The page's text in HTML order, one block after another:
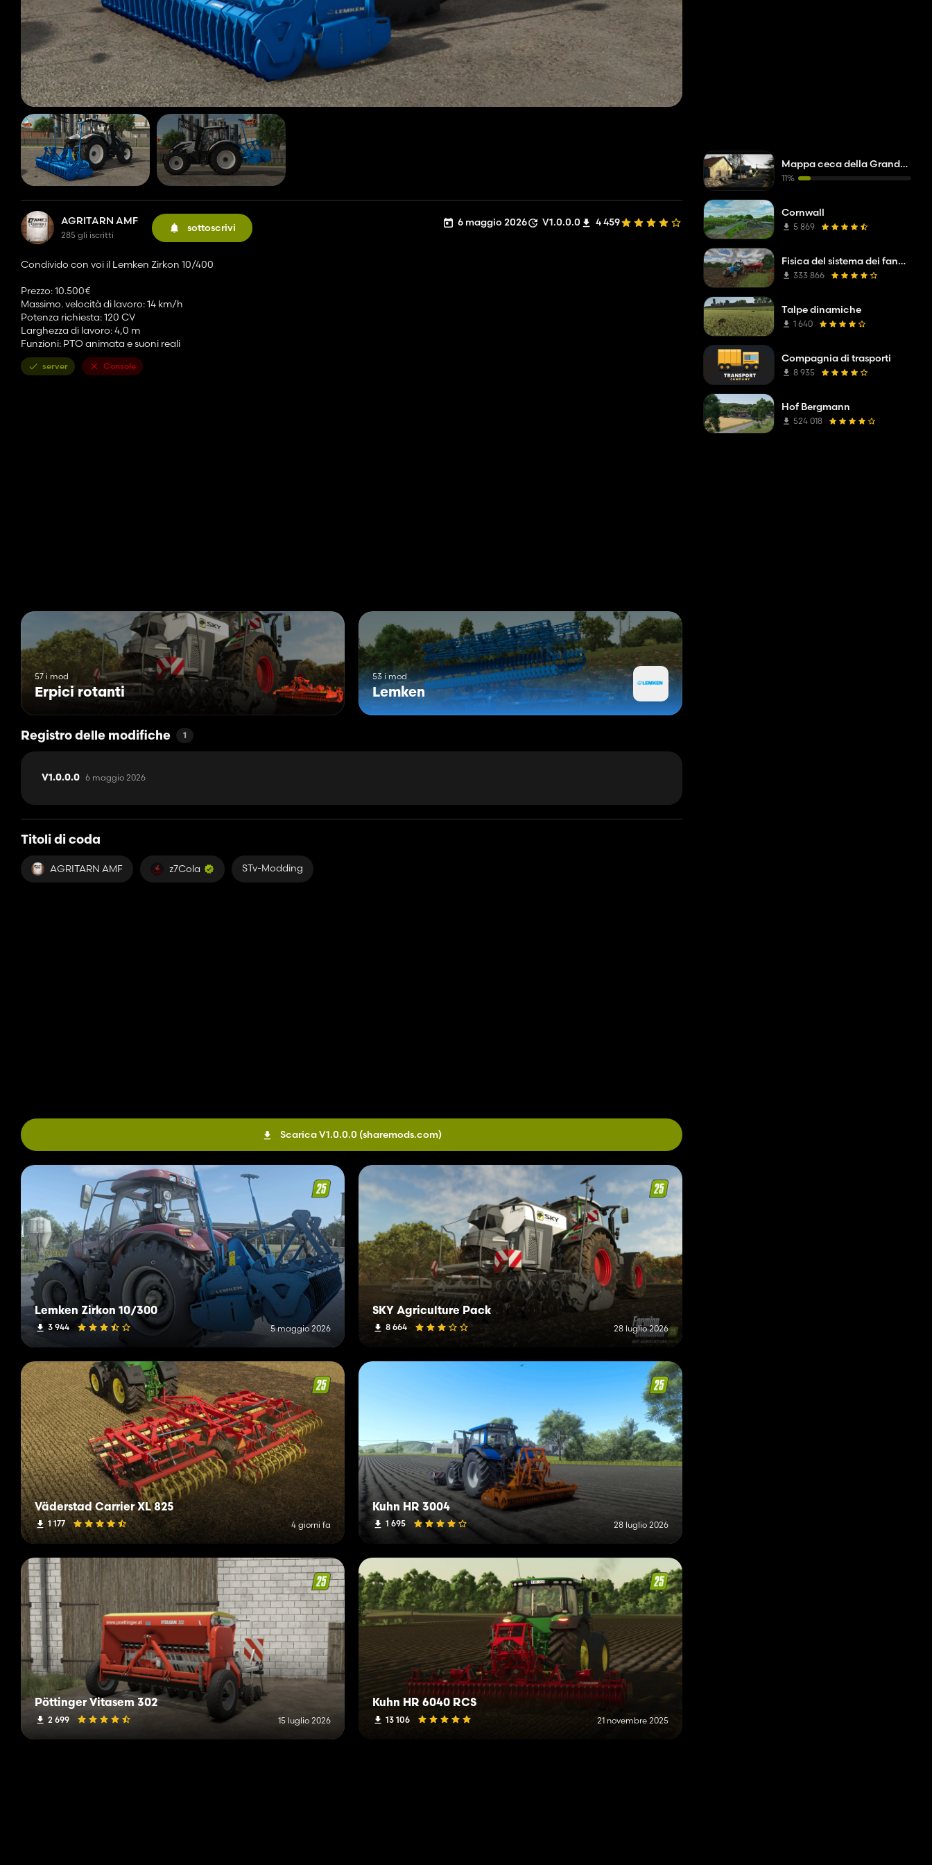
AGRITARN AMF
285 gli iscritti
sottoscrivi 6 maggio 2026 V1.0.0.0 4 459
Condivido con voi il Lemken Zirkon 10/400
Prezzo: 10.500€
Massimo. velocità di lavoro: 14 km/h
Potenza richiesta: 120 CV
Larghezza di lavoro: 4,0 m
Funzioni: PTO animata e suoni reali
server Console
57 i mod
Erpici rotanti
53 i mod
Lemken
Registro delle modifiche 1
V1.0.0.0 6 maggio 2026
Titoli di coda
AGRITARN AMF z7Cola STv-Modding
Scarica V1.0.0.0 (sharemods.com)
Lemken Zirkon 10/300
3 944 5 maggio 2026
SKY Agriculture Pack
8 664 28 luglio 2026
Väderstad Carrier XL 825
1 177 4 giorni fa
Kuhn HR 3004
1 695 28 luglio 2026
Pöttinger Vitasem 302
2 699 15 luglio 2026
Kuhn HR 6040 RCS
13 106 21 novembre 2025
Mappa ceca della Grande Araldica
11%
Cornwall
5 869
Fisica del sistema dei fanghi
333 866
Talpe dinamiche
1 640
Compagnia di trasporti
8 935
Hof Bergmann
524 018